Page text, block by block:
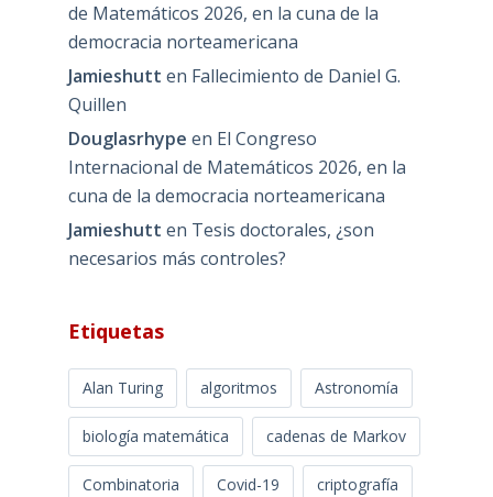
de Matemáticos 2026, en la cuna de la
democracia norteamericana
Jamieshutt en Fallecimiento de Daniel G.
Quillen
Douglasrhype en El Congreso
Internacional de Matemáticos 2026, en la
cuna de la democracia norteamericana
Jamieshutt en Tesis doctorales, ¿son
necesarios más controles?
Etiquetas
Alan Turing algoritmos Astronomía
biología matemática cadenas de Markov
Combinatoria Covid-19 criptografía